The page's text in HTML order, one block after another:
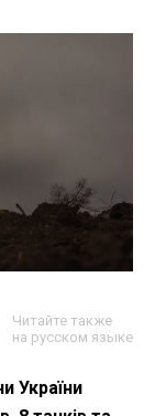
Читайте также
на русском языке
України